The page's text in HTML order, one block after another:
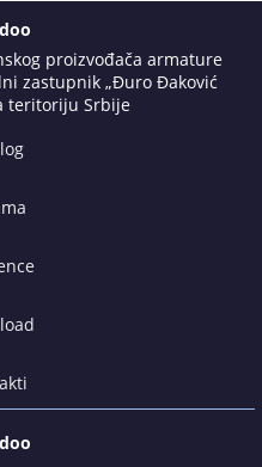
proizvođača armature
zastupnik „Đuro Đaković
teritoriju Srbije